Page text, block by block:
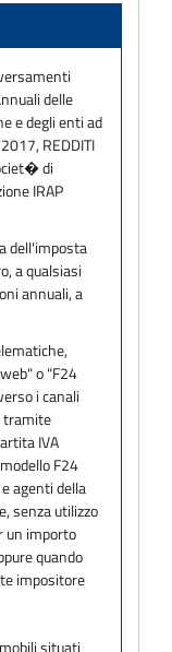
delle
e degli enti ad
REDDITI
di
IRAP
dell'imposta
a qualsiasi
annuali, a
o "F24
i canali
tramite
IVA
F24
agenti della
senza utilizzo
un importo
quando
impositore
situati